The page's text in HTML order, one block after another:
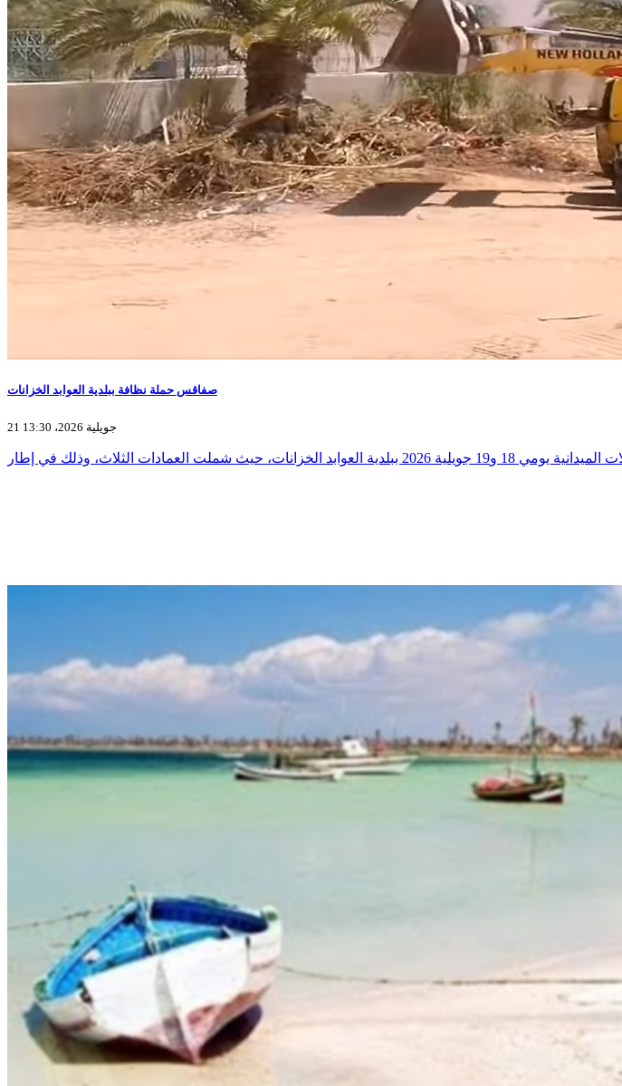
صفاقس حملة نظافة ببلدية العوابد الخزانات
21 جويلية 2026، 13:30